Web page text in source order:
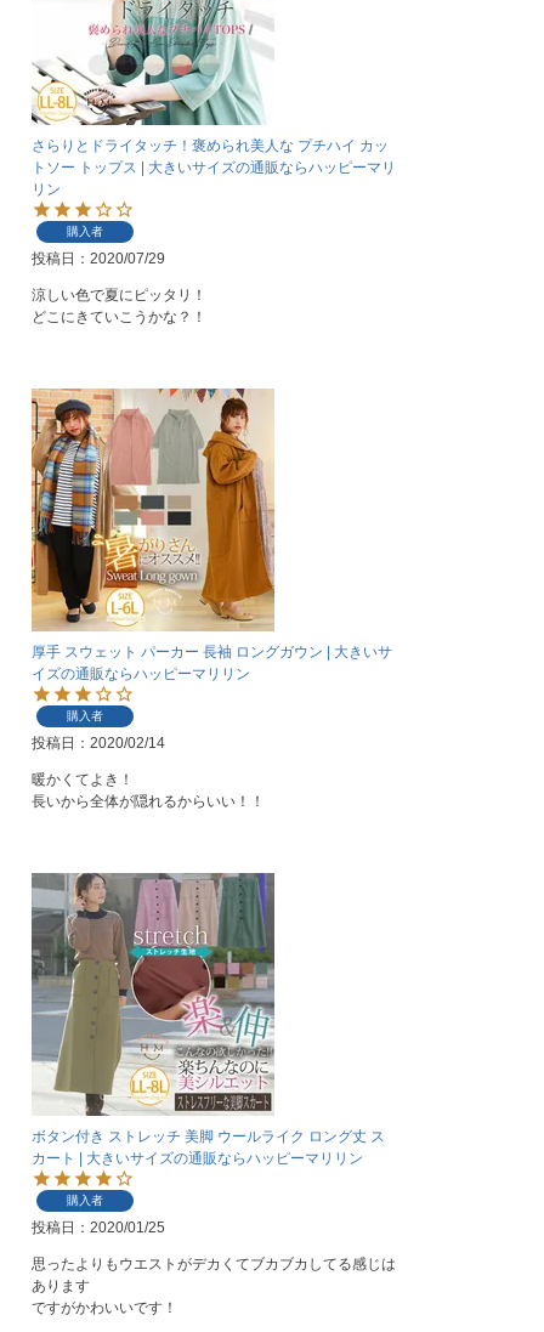
さらりとドライタッチ！褒められ美人な プチハイ カッ
トソー トップス | 大きいサイズの通販ならハッピーマリ
リン
購入者
投稿日 2020/07/29
涼しい色で夏にピッタリ！
どこにきていこうかな？！
厚手 スウェット パーカー 長袖 ロングガウン | 大きいサ
イズの通販ならハッピーマリリン
購入者
投稿日 2020/02/14
暖かくてよき！
長いから全体が隠れるからいい！！
ボタン付き ストレッチ 美脚 ウールライク ロング丈 ス
カート | 大きいサイズの通販ならハッピーマリリン
購入者
投稿日 2020/01/25
思ったよりもウエストがデカくてブカブカしてる感じは
あります
ですがかわいいです！